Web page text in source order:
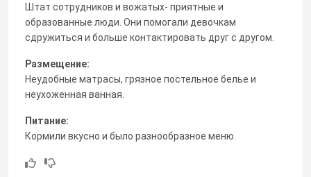
Штат сотрудников и вожатых- приятные и
образованные люди. Они помогали девочкам
сдружиться и больше контактировать друг с другом.
Размещение:
Неудобные матрасы, грязное постельное белье и
неухоженная ванная.
Питание:
Кормили вкусно и было разнообразное меню.